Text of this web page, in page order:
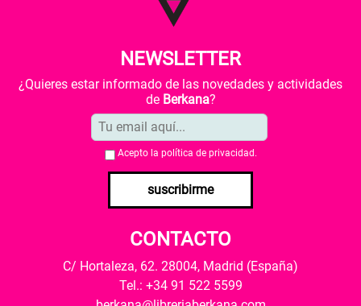
NEWSLETTER
¿Quieres estar informado de las novedades y actividades
de Berkana?
Acepto la política de privacidad .
suscribirme
CONTACTO
C/ Hortaleza, 62. 28004, Madrid (España)
Tel.: +34 91 522 5599